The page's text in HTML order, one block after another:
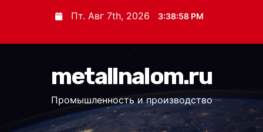
Пт. Авг 7th, 2026 3:38:58 PM
metallnalom.ru
Промышленность и производство